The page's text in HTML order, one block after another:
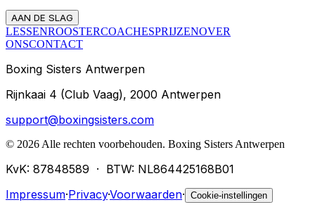
AAN DE SLAG
LESSENROOSTERCOACHESPRIJZENOVER
ONSCONTACT
Boxing Sisters Antwerpen
Rijnkaai 4 (Club Vaag), 2000 Antwerpen
support@boxingsisters.com
© 2026Alle rechten voorbehouden. Boxing Sisters Antwerpen
KvK: 87848589 · BTW: NL864425168B01
Impressum·Privacy·Voorwaarden· Cookie-instellingen